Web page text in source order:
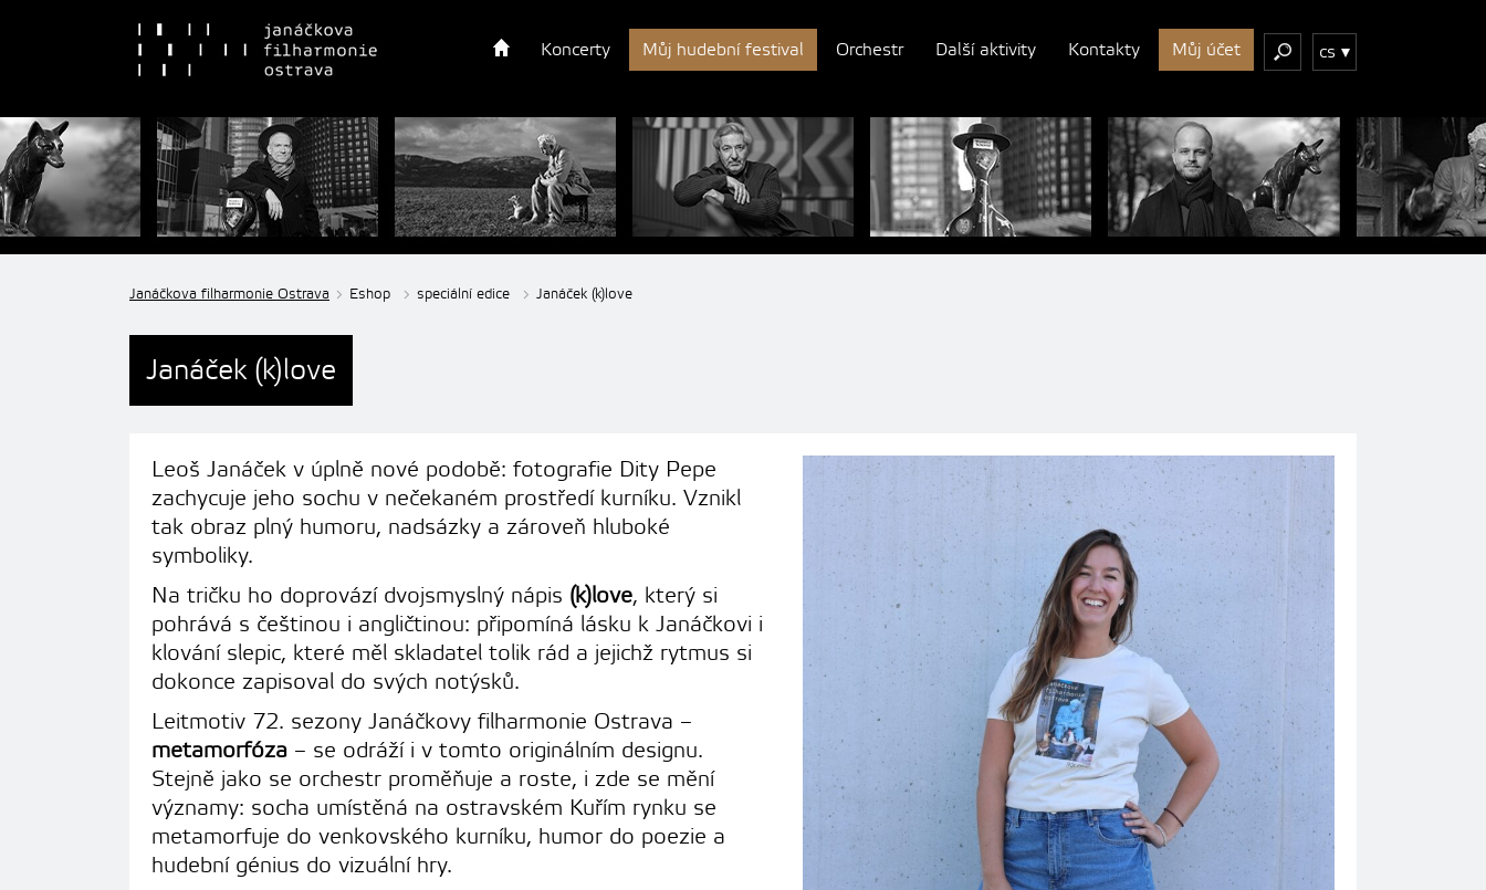
Koncerty Můj hudební festival Orchestr Další aktivity Kontakty Můj účet cs
Janáčkova filharmonie Ostrava Eshop speciální edice Janáček (k)love
Janáček (k)love
Leoš Janáček v úplně nové podobě: fotografie Dity Pepe
zachycuje jeho sochu v nečekaném prostředí kurníku. Vznikl
tak obraz plný humoru, nadsázky a zároveň hluboké
symboliky.
Na tričku ho doprovází dvojsmyslný nápis (k)love, který si
pohrává s češtinou i angličtinou: připomíná lásku k Janáčkovi i
klování slepic, které měl skladatel tolik rád a jejichž rytmus si
dokonce zapisoval do svých notýsků.
Leitmotiv 72. sezony Janáčkovy filharmonie Ostrava –
metamorfóza – se odráží i v tomto originálním designu.
Stejně jako se orchestr proměňuje a roste, i zde se mění
významy: socha umístěná na ostravském Kuřím rynku se
metamorfuje do venkovského kurníku, humor do poezie a
hudební génius do vizuální hry.